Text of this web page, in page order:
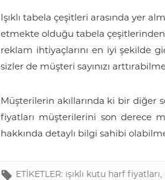
Işıklı tabela çeşitleri arasında yer
etmekte olduğu tabela çeşitlerinden
reklam ihtiyaçlarını en iyi şekilde
sizler de müşteri sayınızı
Müşterilerin akıllarında ki bir diğer
fiyatları müşterilerini son derece
hakkında detaylı bilgi sahibi
ETİKETLER: ışıklı kutu harf fiyatları,